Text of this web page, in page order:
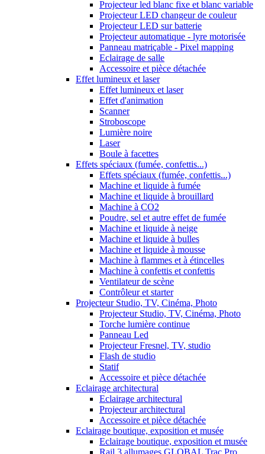
Projecteur led blanc fixe et blanc variable
Projecteur LED changeur de couleur
Projecteur LED sur batterie
Projecteur automatique - lyre motorisée
Panneau matriçable - Pixel mapping
Eclairage de salle
Accessoire et pièce détachée
Effet lumineux et laser
Effet lumineux et laser
Effet d'animation
Scanner
Stroboscope
Lumière noire
Laser
Boule à facettes
Effets spéciaux (fumée, confettis...)
Effets spéciaux (fumée, confettis...)
Machine et liquide à fumée
Machine et liquide à brouillard
Machine à CO2
Poudre, sel et autre effet de fumée
Machine et liquide à neige
Machine et liquide à bulles
Machine et liquide à mousse
Machine à flammes et à étincelles
Machine à confettis et confettis
Ventilateur de scène
Contrôleur et starter
Projecteur Studio, TV, Cinéma, Photo
Projecteur Studio, TV, Cinéma, Photo
Torche lumière continue
Panneau Led
Projecteur Fresnel, TV, studio
Flash de studio
Statif
Accessoire et pièce détachée
Eclairage architectural
Eclairage architectural
Projecteur architectural
Accessoire et pièce détachée
Eclairage boutique, exposition et musée
Eclairage boutique, exposition et musée
Rail 3 allumages GLOBAL Trac Pro